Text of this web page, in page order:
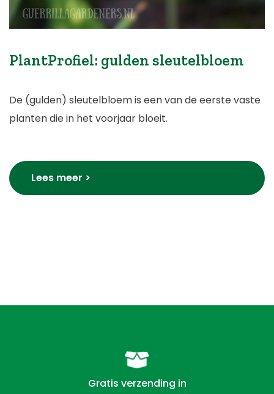
PlantProfiel: gulden sleutelbloem
De (gulden) sleutelbloem is een van de eerste vaste
planten die in het voorjaar bloeit.
Lees meer >
Gratis verzending in